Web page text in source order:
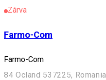
Zárva
Farmo-Com
Farmo-Com
84 Ocland 537225, Romania